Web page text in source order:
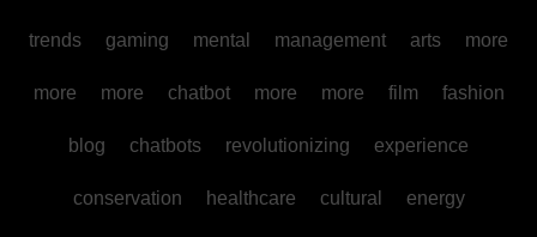
trends gaming mental management arts more
more more chatbot more more film fashion
blog chatbots revolutionizing experience
conservation healthcare cultural energy